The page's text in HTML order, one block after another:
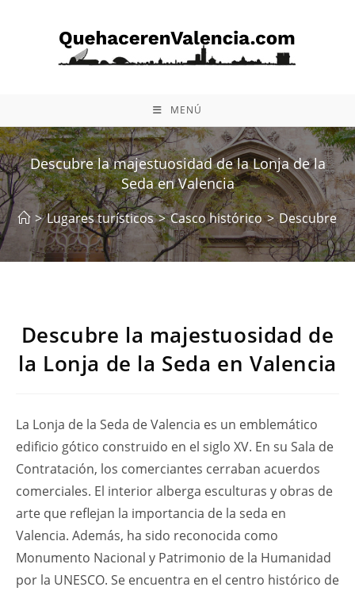
MENÚ
Descubre la majestuosidad de la Lonja de la
Seda en Valencia
> Lugares turísticos > Casco histórico > Descubre la
Descubre la majestuosidad de
la Lonja de la Seda en Valencia
La Lonja de la Seda de Valencia es un emblemático
edificio gótico construido en el siglo XV. En su Sala de
Contratación, los comerciantes cerraban acuerdos
comerciales. El interior alberga esculturas y obras de
arte que reflejan la importancia de la seda en
Valencia. Además, ha sido reconocida como
Monumento Nacional y Patrimonio de la Humanidad
por la UNESCO. Se encuentra en el centro histórico de